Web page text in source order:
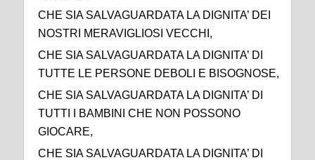
CHE SIA SALVAGUARDATA LA DIGNITA’ DEI
NOSTRI MERAVIGLIOSI VECCHI,
CHE SIA SALVAGUARDATA LA DIGNITA’ DI
TUTTE LE PERSONE DEBOLI E BISOGNOSE,
CHE SIA SALVAGUARDATA LA DIGNITA’ DI
TUTTI I BAMBINI CHE NON POSSONO
GIOCARE,
CHE SIA SALVAGUARDATA LA DIGNITA’ DI